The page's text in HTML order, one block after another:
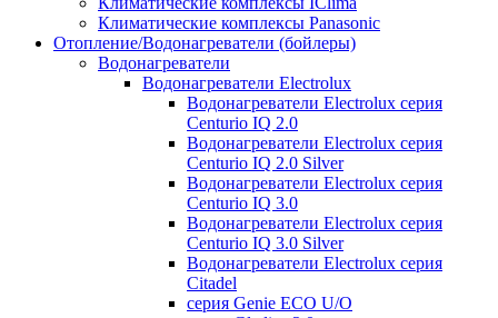
Климатические комплексы Panasonic
Отопление/Водонагреватели (бойлеры)
Водонагреватели
Водонагреватели Electrolux
Водонагреватели Electrolux серия
Centurio IQ 2.0
Водонагреватели Electrolux серия
Centurio IQ 2.0 Silver
Водонагреватели Electrolux серия
Centurio IQ 3.0
Водонагреватели Electrolux серия
Centurio IQ 3.0 Silver
Водонагреватели Electrolux серия
Citadel
серия Genie ECO U/О